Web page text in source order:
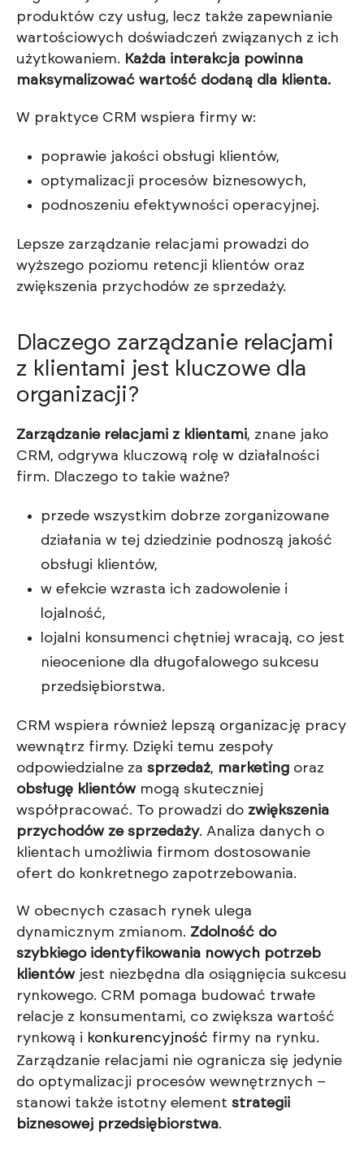
produktów czy usług, lecz także zapewnianie
wartościowych doświadczeń związanych z ich
użytkowaniem. Każda interakcja powinna
maksymalizować wartość dodaną dla klienta.
W praktyce CRM wspiera firmy w:
poprawie jakości obsługi klientów,
optymalizacji procesów biznesowych,
podnoszeniu efektywności operacyjnej.
Lepsze zarządzanie relacjami prowadzi do
wyższego poziomu retencji klientów oraz
zwiększenia przychodów ze sprzedaży.
Dlaczego zarządzanie relacjami
z klientami jest kluczowe dla
organizacji?
Zarządzanie relacjami z klientami, znane jako
CRM, odgrywa kluczową rolę w działalności
firm. Dlaczego to takie ważne?
przede wszystkim dobrze zorganizowane
działania w tej dziedzinie podnoszą jakość
obsługi klientów,
w efekcie wzrasta ich zadowolenie i
lojalność,
lojalni konsumenci chętniej wracają, co jest
nieocenione dla długofalowego sukcesu
przedsiębiorstwa.
CRM wspiera również lepszą organizację pracy
wewnątrz firmy. Dzięki temu zespoły
odpowiedzialne za sprzedaż, marketing oraz
obsługę klientówmogą skuteczniej
współpracować. To prowadzi do zwiększenia
przychodów ze sprzedaży. Analiza danych o
klientach umożliwia firmom dostosowanie
ofert do konkretnego zapotrzebowania.
W obecnych czasach rynek ulega
dynamicznym zmianom. Zdolność do
szybkiego identyfikowania nowych potrzeb
klientówjest niezbędna dla osiągnięcia sukcesu
rynkowego. CRM pomaga budować trwałe
relacje z konsumentami, co zwiększa wartość
rynkową i konkurencyjność firmy na rynku.
Zarządzanie relacjami nie ogranicza się jedynie
do optymalizacji procesów wewnętrznych –
stanowi także istotny element strategii
biznesowej przedsiębiorstwa.